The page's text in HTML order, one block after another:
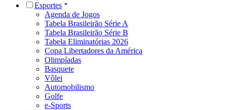
Esportes
Agenda de Jogos
Tabela Brasileirão Série A
Tabela Brasileirão Série B
Tabela Eliminatórias 2026
Copa Libertadores da América
Olimpíadas
Basquete
Vôlei
Automobilismo
Golfe
e-Sports